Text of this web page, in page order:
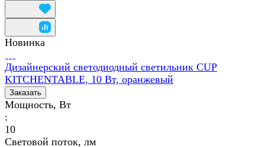
Новинка
Дизайнерский светодиодный светильник CUP
KITCHENTABLE, 10 Вт, оранжевый
Заказать
Мощность, Вт
:
10
Световой поток, лм